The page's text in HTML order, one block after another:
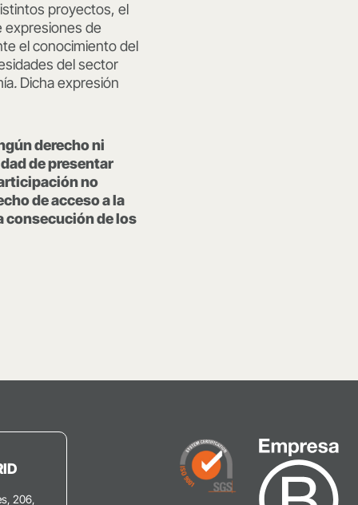
proyectos, el
expresiones de
el conocimiento del
del sector
. Dicha expresión
derecho ni
de presentar
no
de acceso a la
consecución de los
206,